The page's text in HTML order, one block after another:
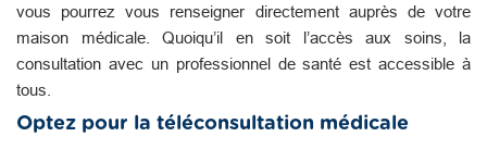
vous pourrez vous renseigner directement auprès de votre
maison médicale. Quoiqu’il en soit l’accès aux soins, la
consultation avec un professionnel de santé est accessible à
tous.
Optez pour la téléconsultation médicale